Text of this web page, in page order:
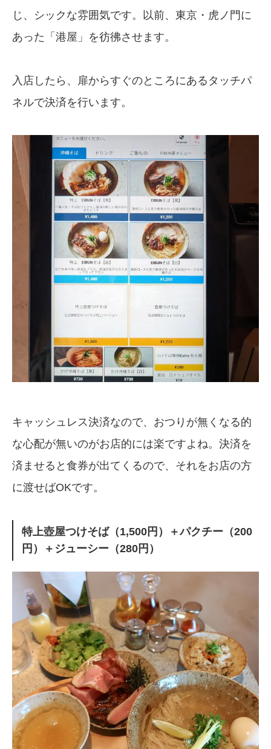
じ、シックな雰囲気です。以前、東京・虎ノ門に
あった「港屋」を彷彿させます。
入店したら、扉からすぐのところにあるタッチパ
ネルで決済を行います。
キャッシュレス決済なので、おつりが無くなる的
な心配が無いのがお店的には楽ですよね。決済を
済ませると食券が出てくるので、それをお店の方
に渡せばOKです。
特上壺屋つけそば（1,500円）＋パクチー（200
円）＋ジューシー（280円）